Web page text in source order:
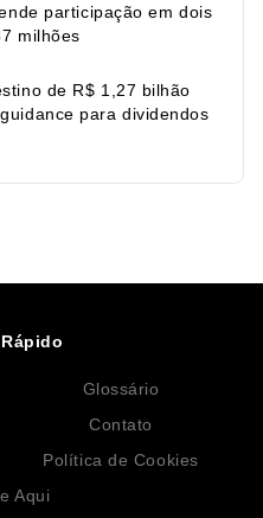
participação em dois
milhões
de R$ 1,27 bilhão
para dividendos
Glossário
Contato
Política de Cookies
Aqui